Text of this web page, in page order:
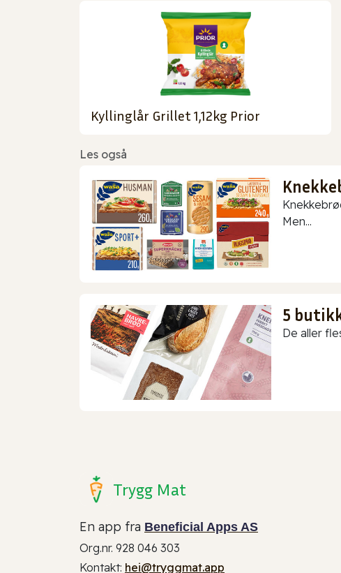
Kyllinglår Grillet 1,12kg Prior
Les også
Men...
5
De aller
Trygg Mat
En app fra Beneficial Apps AS
Org.nr. 928 046 303
Kontakt: hei@tryggmat.app